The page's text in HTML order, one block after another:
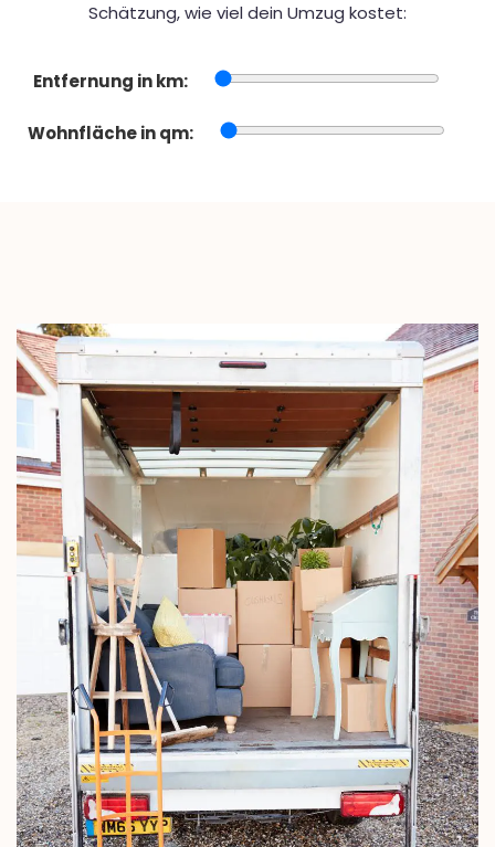
Schätzung, wie viel dein Umzug kostet:
Entfernung in km:
Wohnfläche in qm: